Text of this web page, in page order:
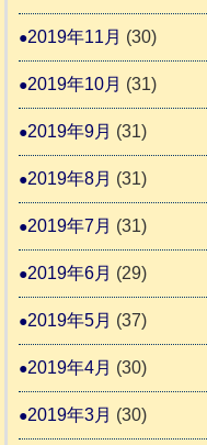
2019年11月 (30)
2019年10月 (31)
2019年9月 (31)
2019年8月 (31)
2019年7月 (31)
2019年6月 (29)
2019年5月 (37)
2019年4月 (30)
2019年3月 (30)